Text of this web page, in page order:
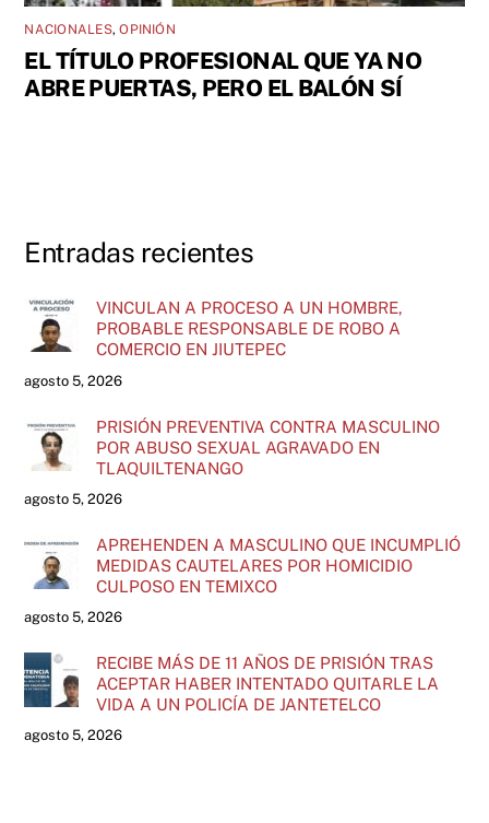
NACIONALES,OPINIÓN
EL TÍTULO PROFESIONAL QUE YA NO
ABRE PUERTAS, PERO EL BALÓN SÍ
Entradas recientes
VINCULAN A PROCESO A UN HOMBRE,
PROBABLE RESPONSABLE DE ROBO A
COMERCIO EN JIUTEPEC
agosto 5, 2026
PRISIÓN PREVENTIVA CONTRA MASCULINO
POR ABUSO SEXUAL AGRAVADO EN
TLAQUILTENANGO
agosto 5, 2026
APREHENDEN A MASCULINO QUE INCUMPLIÓ
MEDIDAS CAUTELARES POR HOMICIDIO
CULPOSO EN TEMIXCO
agosto 5, 2026
RECIBE MÁS DE 11 AÑOS DE PRISIÓN TRAS
ACEPTAR HABER INTENTADO QUITARLE LA
VIDA A UN POLICÍA DE JANTETELCO
agosto 5, 2026